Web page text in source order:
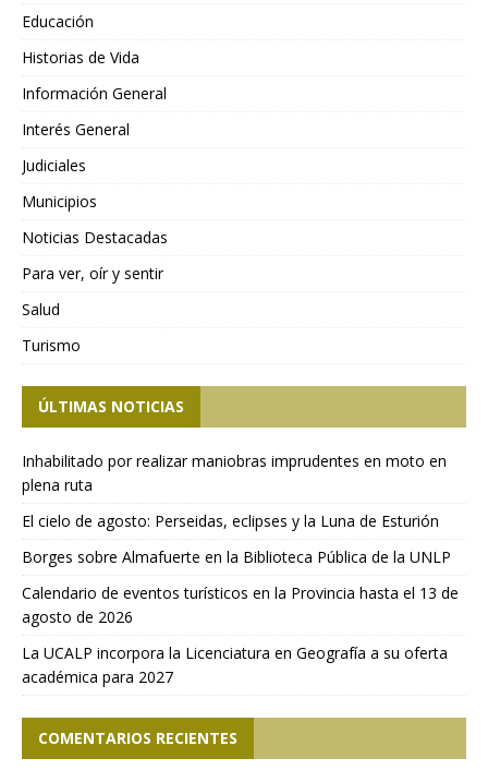
Educación
Historias de Vida
Información General
Interés General
Judiciales
Municipios
Noticias Destacadas
Para ver, oír y sentir
Salud
Turismo
ÚLTIMAS NOTICIAS
Inhabilitado por realizar maniobras imprudentes en moto en
plena ruta
El cielo de agosto: Perseidas, eclipses y la Luna de Esturión
Borges sobre Almafuerte en la Biblioteca Pública de la UNLP
Calendario de eventos turísticos en la Provincia hasta el 13 de
agosto de 2026
La UCALP incorpora la Licenciatura en Geografía a su oferta
académica para 2027
COMENTARIOS RECIENTES